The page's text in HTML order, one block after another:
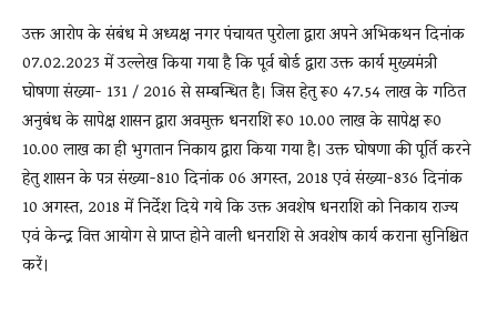
उक्त आरोप के संबंध मे अध्यक्ष नगर पंचायत पुरोला द्वारा अपने अभिकथन दिनांक
07.02.2023 में उल्लेख किया गया है कि पूर्व बोर्ड द्वारा उक्त कार्य मुख्यमंत्री
घोषणा संख्या- 131 / 2016 से सम्बन्धित है। जिस हेतु रू0 47.54 लाख के गठित
अनुबंध के सापेक्ष शासन द्वारा अवमुक्त धनराशि रू0 10.00 लाख के सापेक्ष रू0
10.00 लाख का ही भुगतान निकाय द्वारा किया गया है। उक्त घोषणा की पूर्ति करने
हेतु शासन के पत्र संख्या-810 दिनांक 06 अगस्त, 2018 एवं संख्या-836 दिनांक
10 अगस्त, 2018 में निर्देश दिये गये कि उक्त अवशेष धनराशि को निकाय राज्य
एवं केन्द्र वित्त आयोग से प्राप्त होने वाली धनराशि से अवशेष कार्य कराना सुनिश्चित
करें।